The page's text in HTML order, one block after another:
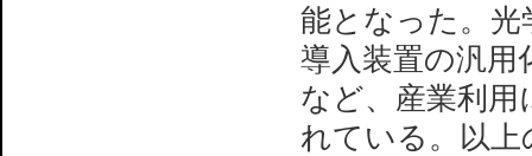
能となった。光
導入装置の汎用
など、産業利
れている。以